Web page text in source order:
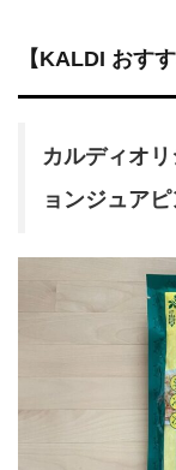
【KALDI おす
カルディオ
ョンジュア